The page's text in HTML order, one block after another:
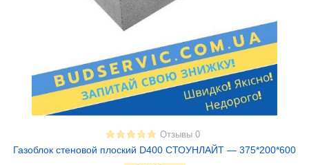
Отзывы 0
Газоблок стеновой плоский D400 СТОУНЛАЙТ — 375*200*600